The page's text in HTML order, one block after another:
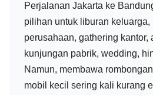
Perjalanan Jakarta ke
pilihan untuk liburan keluarga,
perusahaan, gathering kantor,
kunjungan pabrik, wedding,
Namun, membawa
mobil kecil sering kali kurang